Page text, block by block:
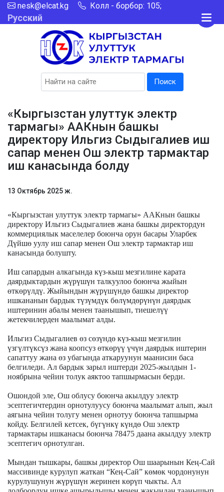
nesk@elcat.kg Колл - борбор: 105;
Русский
Поиск
«Кыргызстан улуттук электр
тармагы» ААКнын башкы
директору Ильгиз Сыдыгалиев иш
сапар менен Ош электр тармактар
иш канасында болду
13 Октябрь 2025 ж.
«Кыргызстан улуттук электр тармагы» ААКнын башкы
директору Ильгиз Сыдыгалиев жана башкы директордун
коммерциялык маселелер боюнча орун басары Уларбек
Дүйшө уулу иш сапар менен Ош электр тармактар иш
канасында болушту.
Иш сапардын алкагында күз-кыш мезгилине карата
даярдыктардын жүрүшүн талкуулоо боюнча жыйын
өткөрүлдү. Жыйындын жүрүшүндө башкы директор
ишкананын бардык түзүмдүк бөлүмдөрүнүн даярдык
иштеринин абалы менен таанышып, тиешелүү
жетекчилерден маалымат алды.
Ильгиз Сыдыгалиев өз сөзүндө күз-кыш мезгилин
үзгүлтүксүз жана коопсуз өткөрүү үчүн даярдык иштерин
сапаттуу жана өз убагында аткаруунун маанисин баса
белгиледи. Ал бардык зарыл иштерди 2025-жылдын 1-
ноябрына чейин толук аяктоо тапшырмасын берди.
Ошондой эле, Ош облусу боюнча акылдуу электр
эсептегичтердин орнотулуусу боюнча маалымат алып, жыл
аягына чейин толугу менен орнотуу боюнча тапшырма
койду. Белгилей кетсек, бүгүнкү күндө Ош электр
тармактары ишканасы боюнча 78475 даана акылдуу электр
эсептегич орнотулган.
Мындан тышкары, башкы директор Ош шаарынын Кең-Сай
массивинде курулуп жаткан “Кең-Сай” көмөк чордонунун
курулушунун жүрүшүн жеринен көрүп чыкты. Ал